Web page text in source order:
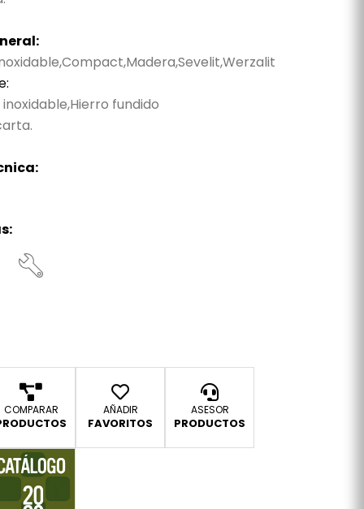
fundido
COMPARAR AÑADIR
FAVORITOS
ASESOR
PRODUCTOS